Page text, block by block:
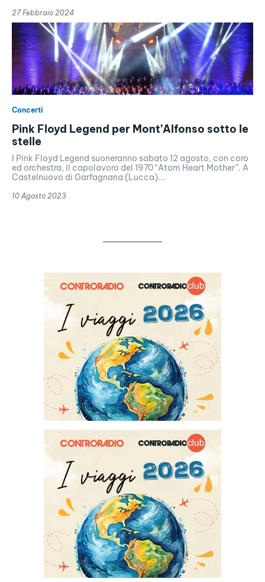
27 Febbraio 2024
Concerti
Pink Floyd Legend per Mont’Alfonso sotto le
stelle
I Pink Floyd Legend suoneranno sabato 12 agosto, con coro
ed orchestra, il capolavoro del 1970 “Atom Heart Mother”. A
Castelnuovo di Garfagnana (Lucca)...
10 Agosto 2023